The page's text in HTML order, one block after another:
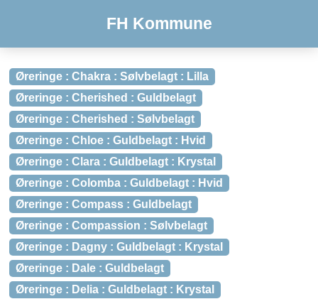
FH Kommune
Øreringe : Chakra : Sølvbelagt : Lilla
Øreringe : Cherished : Guldbelagt
Øreringe : Cherished : Sølvbelagt
Øreringe : Chloe : Guldbelagt : Hvid
Øreringe : Clara : Guldbelagt : Krystal
Øreringe : Colomba : Guldbelagt : Hvid
Øreringe : Compass : Guldbelagt
Øreringe : Compassion : Sølvbelagt
Øreringe : Dagny : Guldbelagt : Krystal
Øreringe : Dale : Guldbelagt
Øreringe : Delia : Guldbelagt : Krystal